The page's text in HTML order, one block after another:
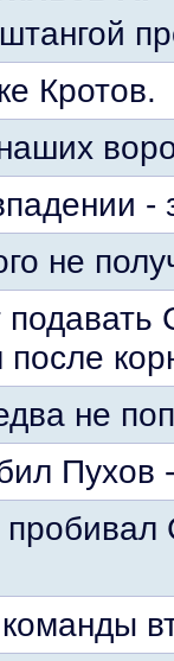
Кротов.
-
не
не
Пухов